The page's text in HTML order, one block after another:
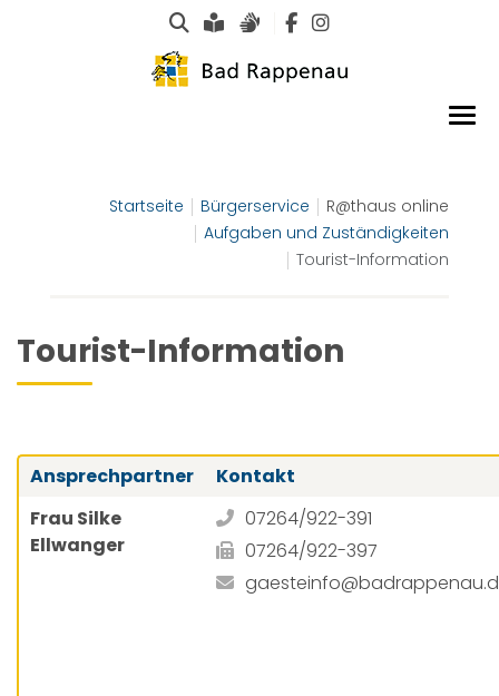
Suche
Leichte Sprache
Gebärdensprachen
Startseite Bürgerservice
R@thaus online
Aufgaben und Zuständigkeiten
Tourist-Information
Tourist-Information
Ansprechpartner
Kontakt
Frau Silke
Ellwanger
07264/922-391
07264/922-397